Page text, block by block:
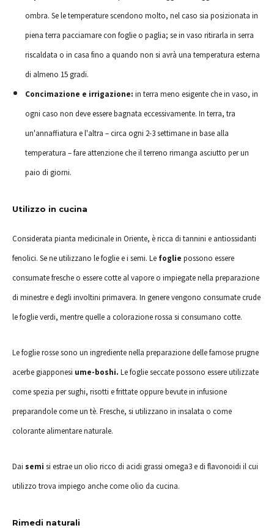
ombra. Se le temperature scendono molto, nel caso sia posizionata in
piena terra pacciamare con foglie o paglia; se in vaso ritirarla in serra
riscaldata o in casa fino a quando non si avrà una temperatura esterna
di almeno 15 gradi.
Concimazione e irrigazione: in terra meno esigente che in vaso, in
ogni caso non deve essere bagnata eccessivamente. In terra, tra
un'annaffiatura e l'altra – circa ogni 2-3 settimane in base alla
temperatura – fare attenzione che il terreno rimanga asciutto per un
paio di giorni.
Utilizzo in cucina
Considerata pianta medicinale in Oriente, è ricca di tannini e antiossidanti
fenolici. Se ne utilizzano le foglie e i semi. Le foglie possono essere
consumate fresche o essere cotte al vapore o impiegate nella preparazione
di minestre e degli involtini primavera. In genere vengono consumate crude
le foglie verdi, mentre quelle a colorazione rossa si consumano cotte.
Le foglie rosse sono un ingrediente nella preparazione delle famose prugne
acerbe giapponesi ume-boshi. Le foglie seccate possono essere utilizzate
come spezia per sughi, risotti e frittate oppure bevute in infusione
preparandole come un tè. Fresche, si utilizzano in insalata o come
colorante alimentare naturale.
Dai semi si estrae un olio ricco di acidi grassi omega3 e di flavonoidi il cui
utilizzo trova impiego anche come olio da cucina.
Rimedi naturali